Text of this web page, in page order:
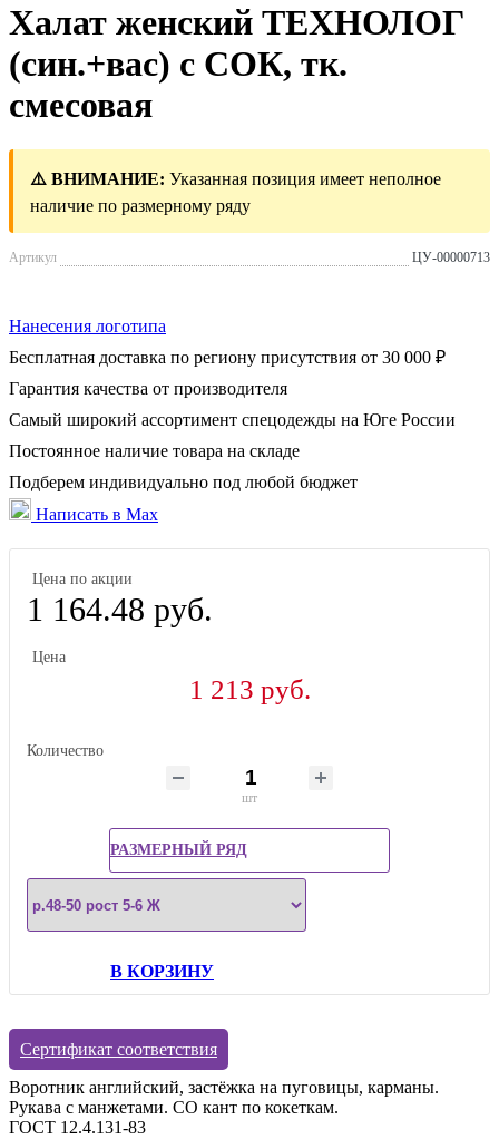
Халат женский ТЕХНОЛОГ
(син.+вас) c СОК, тк.
смесовая
⚠️ ВНИМАНИЕ: Указанная позиция имеет неполное
наличие по размерному ряду
Артикул ЦУ-00000713
Нанесения логотипа
Бесплатная доставка по региону присутствия от 30 000 ₽
Гарантия качества от производителя
Самый широкий ассортимент спецодежды на Юге России
Постоянное наличие товара на складе
Подберем индивидуально под любой бюджет
Написать в Max
Цена по акции
1 164.48 руб.
Цена
1 213 руб.
Количество
шт
РАЗМЕРНЫЙ РЯД
В КОРЗИНУ
Сертификат соответствия
Воротник английский, застёжка на пуговицы, карманы.
Рукава с манжетами. СО кант по кокеткам.
ГОСТ 12.4.131-83